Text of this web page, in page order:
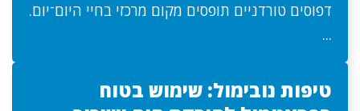
דפוסים טורדניים תופסים מקום מרכזי בחיי היום־יום.
...
טיפות נובימול: שימוש בטוח